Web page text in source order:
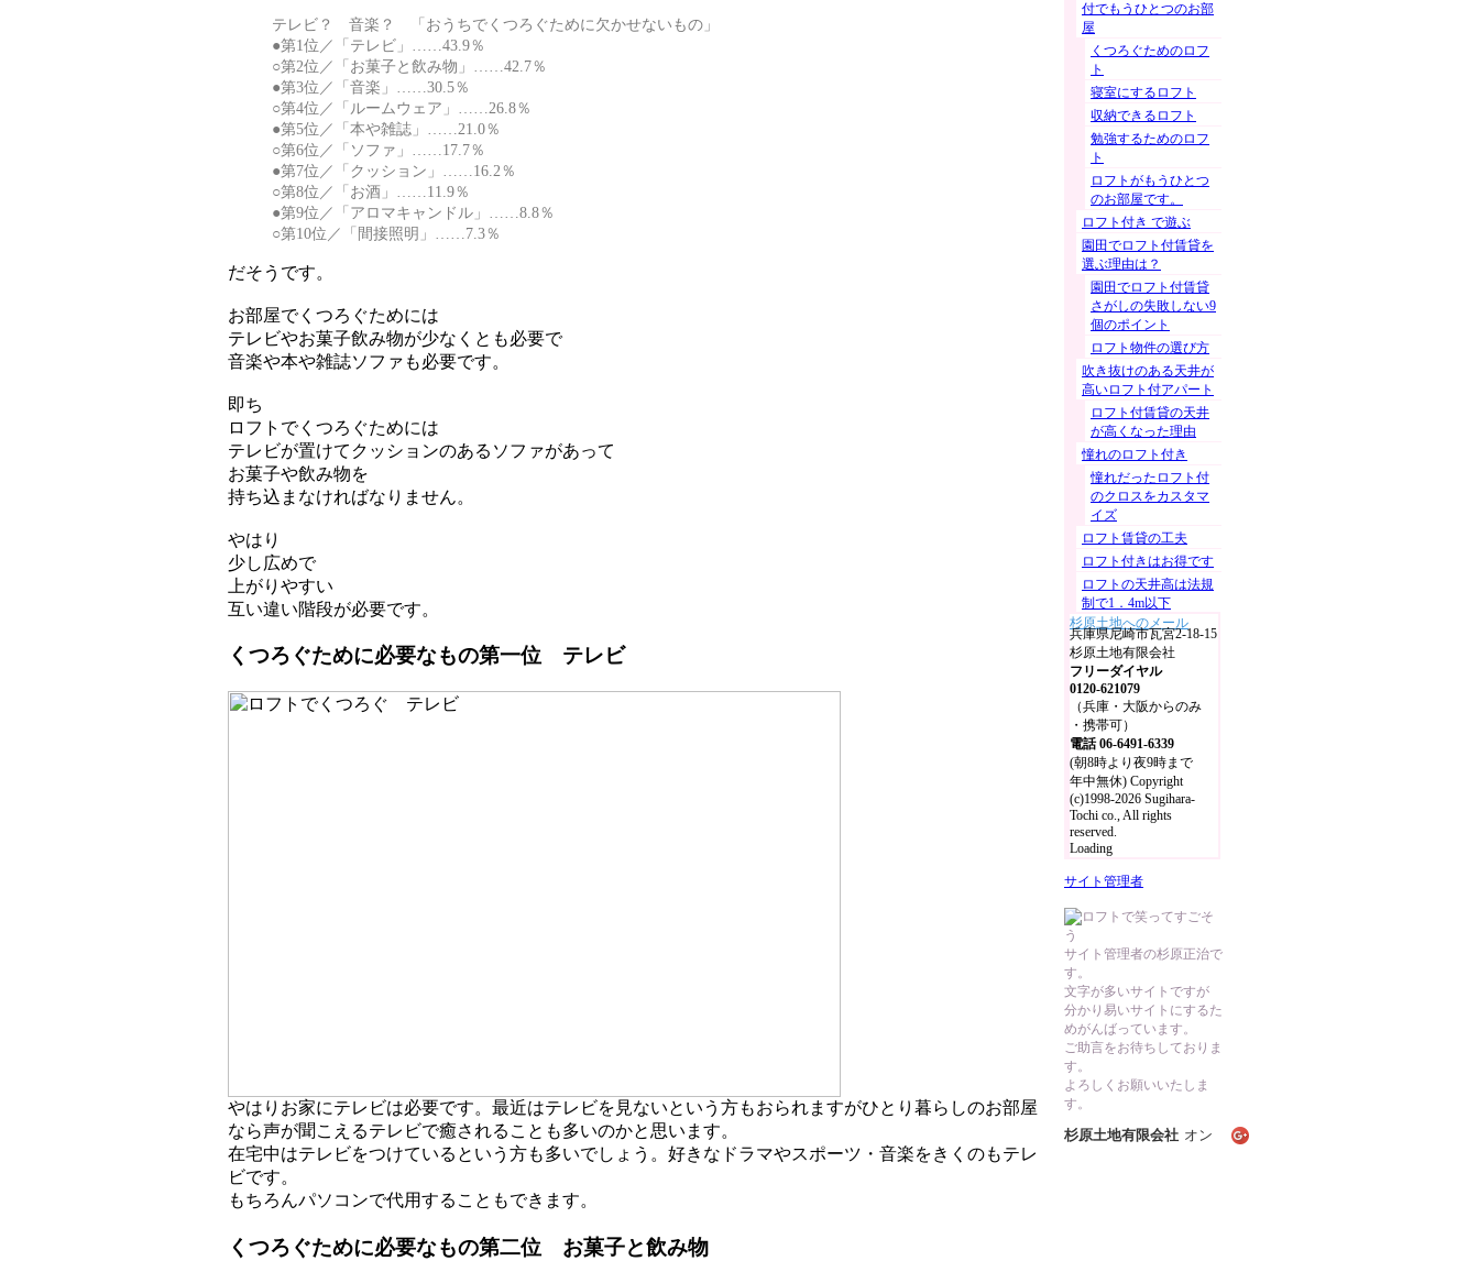
テレビ？ 音楽？ 「おうちでくつろぐために欠かせないもの」
●第1位／「テレビ」……43.9％
○第2位／「お菓子と飲み物」……42.7％
●第3位／「音楽」……30.5％
○第4位／「ルームウェア」……26.8％
●第5位／「本や雑誌」……21.0％
○第6位／「ソファ」……17.7％
●第7位／「クッション」……16.2％
○第8位／「お酒」……11.9％
●第9位／「アロマキャンドル」……8.8％
○第10位／「間接照明」……7.3％
だそうです。
お部屋でくつろぐためには
テレビやお菓子飲み物が少なくとも必要で
音楽や本や雑誌ソファも必要です。
即ち
ロフトでくつろぐためには
テレビが置けてクッションのあるソファがあって
お菓子や飲み物を
持ち込まなければなりません。
やはり
少し広めで
上がりやすい
互い違い階段が必要です。
くつろぐために必要なもの第一位 テレビ
やはりお家にテレビは必要です。最近はテレビを見ないという方もおられますがひとり暮らしのお部屋
なら声が聞こえるテレビで癒されることも多いのかと思います。
在宅中はテレビをつけているという方も多いでしょう。好きなドラマやスポーツ・音楽をきくのもテレ
ビです。
もちろんパソコンで代用することもできます。
くつろぐために必要なもの第二位 お菓子と飲み物
付でもうひとつのお部
屋
くつろぐためのロフ
ト
寝室にするロフト
収納できるロフト
勉強するためのロフ
ト
ロフトがもうひとつ
のお部屋です。
ロフト付き で遊ぶ
園田でロフト付賃貸を
選ぶ理由は？
園田でロフト付賃貸
さがしの失敗しない9
個のポイント
ロフト物件の選び方
吹き抜けのある天井が
高いロフト付アパート
ロフト付賃貸の天井
が高くなった理由
憧れのロフト付き
憧れだったロフト付
のクロスをカスタマ
イズ
ロフト賃貸の工夫
ロフト付きはお得です
ロフトの天井高は法規
制で1．4m以下
杉原土地へのメール
兵庫県尼崎市瓦宮2-18-15
杉原土地有限会社
フリーダイヤル
0120-621079
（兵庫・大阪からのみ
・携帯可）
電話 06-6491-6339
(朝8時より夜9時まで
年中無休) Copyright
(c)1998-2026 Sugihara-
Tochi co., All rights
reserved.
Loading
サイト管理者
サイト管理者の杉原正治で
す。
文字が多いサイトですが
分かり易いサイトにするた
めがんばっています。
ご助言をお待ちしておりま
す。
よろしくお願いいたしま
す。
杉原土地有限会社 オン